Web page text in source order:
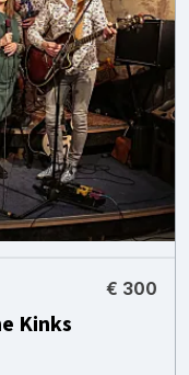
€ 300
Kinks